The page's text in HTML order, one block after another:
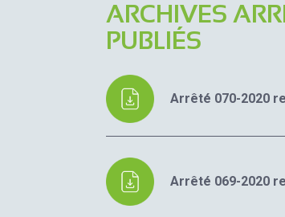
ARCHIVES
PUBLIÉS
Arrêté 070-2020
Arrêté 069-2020